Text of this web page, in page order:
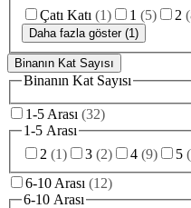
Çatı Katı (1) 1 (5) 2 (
Daha fazla göster (1)
Binanın Kat Sayısı
Binanın Kat Sayısı
1-5 Arası (32)
1-5 Arası
2 (1) 3 (2) 4 (9) 5 (
6-10 Arası (12)
6-10 Arası